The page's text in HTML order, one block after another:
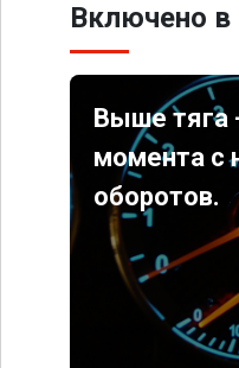
Включено в
Выше тяга
момента с
оборотов.